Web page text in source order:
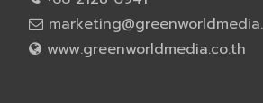
www.greenworldmedia.co.th